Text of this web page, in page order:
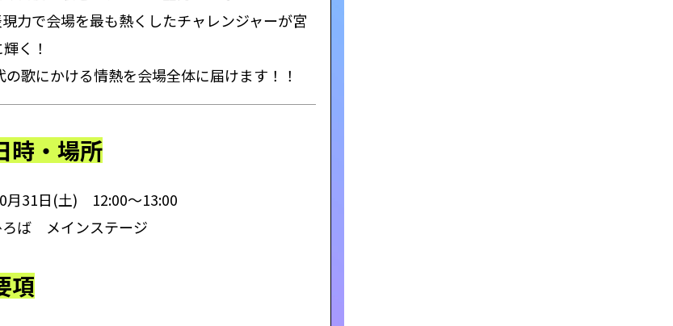
力で会場を最も熱くしたチャレンジャーが宮
く！
の歌にかける情熱を会場全体に届けます！！
時・場所
月31日(土) 12:00～13:00
ろば メインステージ
項